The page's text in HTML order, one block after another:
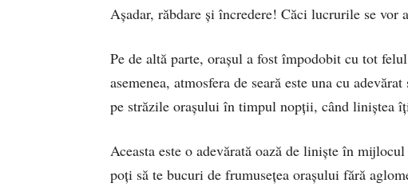
Așadar, răbdare și încredere! Căci lucrurile se vor
Pe de altă parte, orașul a fost împodobit cu tot
asemenea, atmosfera de seară este una cu
pe străzile orașului în timpul nopții, când liniștea
Aceasta este o adevărată oază de liniște în
poți să te bucuri de frumusețea orașului fără